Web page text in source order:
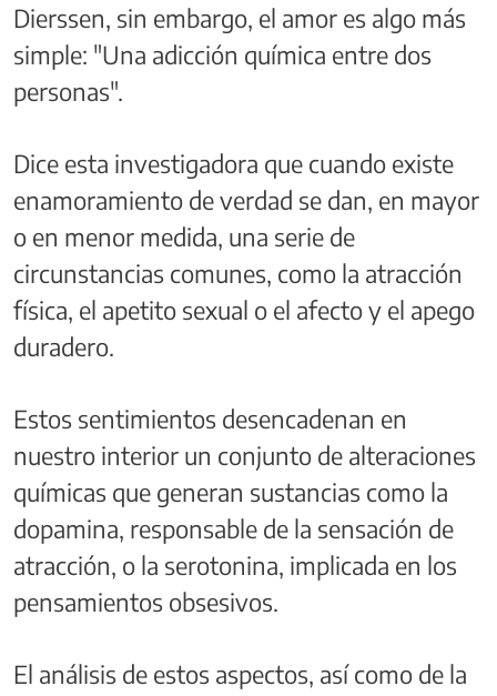
Dierssen, sin embargo, el amor es algo más
simple: "Una adicción química entre dos
personas".
Dice esta investigadora que cuando existe
enamoramiento de verdad se dan, en mayor
o en menor medida, una serie de
circunstancias comunes, como la atracción
física, el apetito sexual o el afecto y el apego
duradero.
Estos sentimientos desencadenan en
nuestro interior un conjunto de alteraciones
químicas que generan sustancias como la
dopamina, responsable de la sensación de
atracción, o la serotonina, implicada en los
pensamientos obsesivos.
El análisis de estos aspectos, así como de la